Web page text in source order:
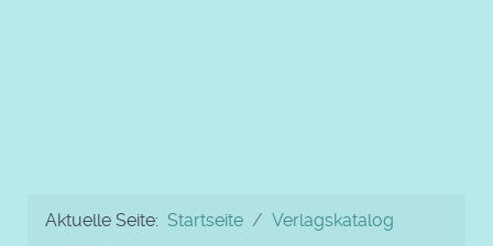
Aktuelle Seite: Startseite
Verlagskatalog